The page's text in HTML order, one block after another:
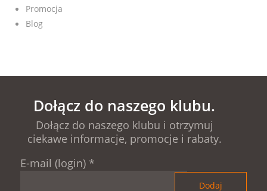
Promocja
Blog
Dołącz do naszego klubu.
Dołącz do naszego klubu i otrzymuj
ciekawe informacje, promocje i rabaty.
E-mail (login) *